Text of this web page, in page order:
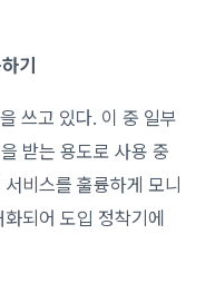
기
쓰고 있다. 이 중 일부
받는 용도로 사용 중
서비스를 훌륭하게 모니
화되어 도입 정착기에